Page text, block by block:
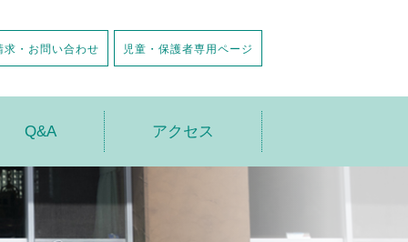
求・お問い合わせ 児童・保護者専用ページ
Q&A アクセス